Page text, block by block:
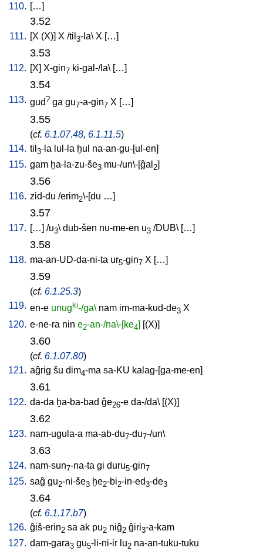
110. […]
3.52
111. [X (X)] X /til 3-la\ X […]
3.53
112. [X] X-gin7 ki-gal-/la\ […]
3.54
113. gud? ga gu7-a-gin7 X […]
3.55
(cf. 6.1.07.48, 6.1.11.5)
114. til 3-la lul-la ḫul na-an-gu-[ul-en]
115. gam ḫa-la-zu-še3 mu-/un\-[ĝal 2]
3.56
116. zid-du /erim2\-[du …]
3.57
117. […] /u3\ dub-šen nu-me-en u3 /DUB\ […]
3.58
118. ma-an-UD-da-ni-ta ur5-gin7 X […]
3.59
(cf. 6.1.25.3)
119. en-e unugki-/ga\ nam im-ma-kud-de3 X
120. e-ne-ra nin e2-an-/na\-[ke4] [(X)]
3.60
(cf. 6.1.07.80)
121. aĝrig šu dim4-ma sa-KU kalag-[ga-me-en]
3.61
122. da-da ḫa-ba-bad ĝe26-e da-/da\ [(X)]
3.62
123. nam-ugula-a ma-ab-du7-du7-/un\
3.63
124. nam-sun7-na-ta gi duru5-gin7
125. saĝ gu2-ni-še3 ḫe2-bi2-in-ed3-de3
3.64
(cf. 6.1.17.b7)
126. ĝiš-erin2 sa ak pu2 niĝ2 ĝiri3-a-kam
127. dam-gara3 gu5-li-ni-ir lu2 na-an-tuku-tuku